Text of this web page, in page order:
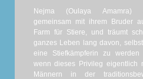
Nejma (Oulaya Amamra)
gemeinsam mit ihrem Bruder
Farm für Stiere, und träumt
ganzes Leben lang davon,
eine Stiefkämpferin zu
wenn dieses Privileg eigentlich
Männern in der